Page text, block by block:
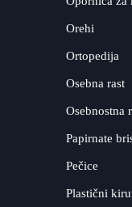
Orehi
Ortopedija
Osebna rast
Osebnostna
Papirnate
Pečice
Plastični